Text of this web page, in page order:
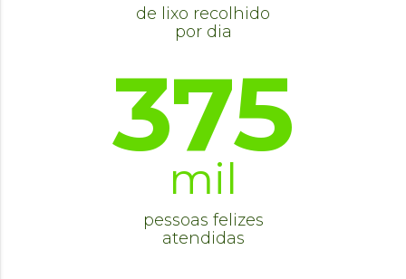
de lixo recolhido
por dia
375
mil
pessoas felizes
atendidas